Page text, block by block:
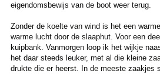
eigendomsbewijs van de boot weer terug.
Zonder de koelte van wind is het een
warme lucht door de slaaphut. Voor een
kuipbank. Vanmorgen loop ik het wijkje
het daar steeds leuker, met al die kleine
drukte die er heerst. In de meeste zaakjes